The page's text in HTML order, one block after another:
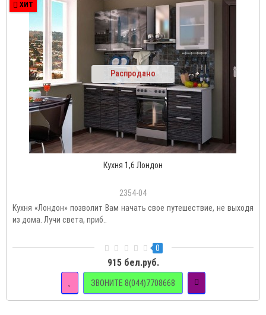
ХИТ
Распродано
Кухня 1,6 Лондон
2354-04
Кухня «Лондон» позволит Вам начать свое путешествие, не выходя
из дома. Лучи света, приб..
0
915 бел.руб.
ЗВОНИТЕ 8(044)7708668